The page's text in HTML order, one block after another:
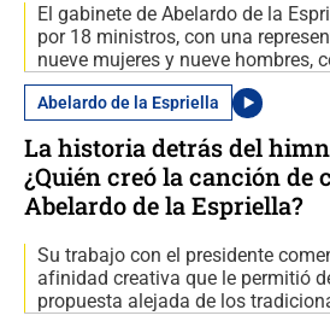
El gabinete de Abelardo de la
por 18 ministros, con una
nueve mujeres y nueve hombres,
Abelardo de la Espriella
La historia detrás del
¿Quién creó la canción de
Abelardo de la Espriella?
Su trabajo con el presidente
afinidad creativa que le permitió
propuesta alejada de los